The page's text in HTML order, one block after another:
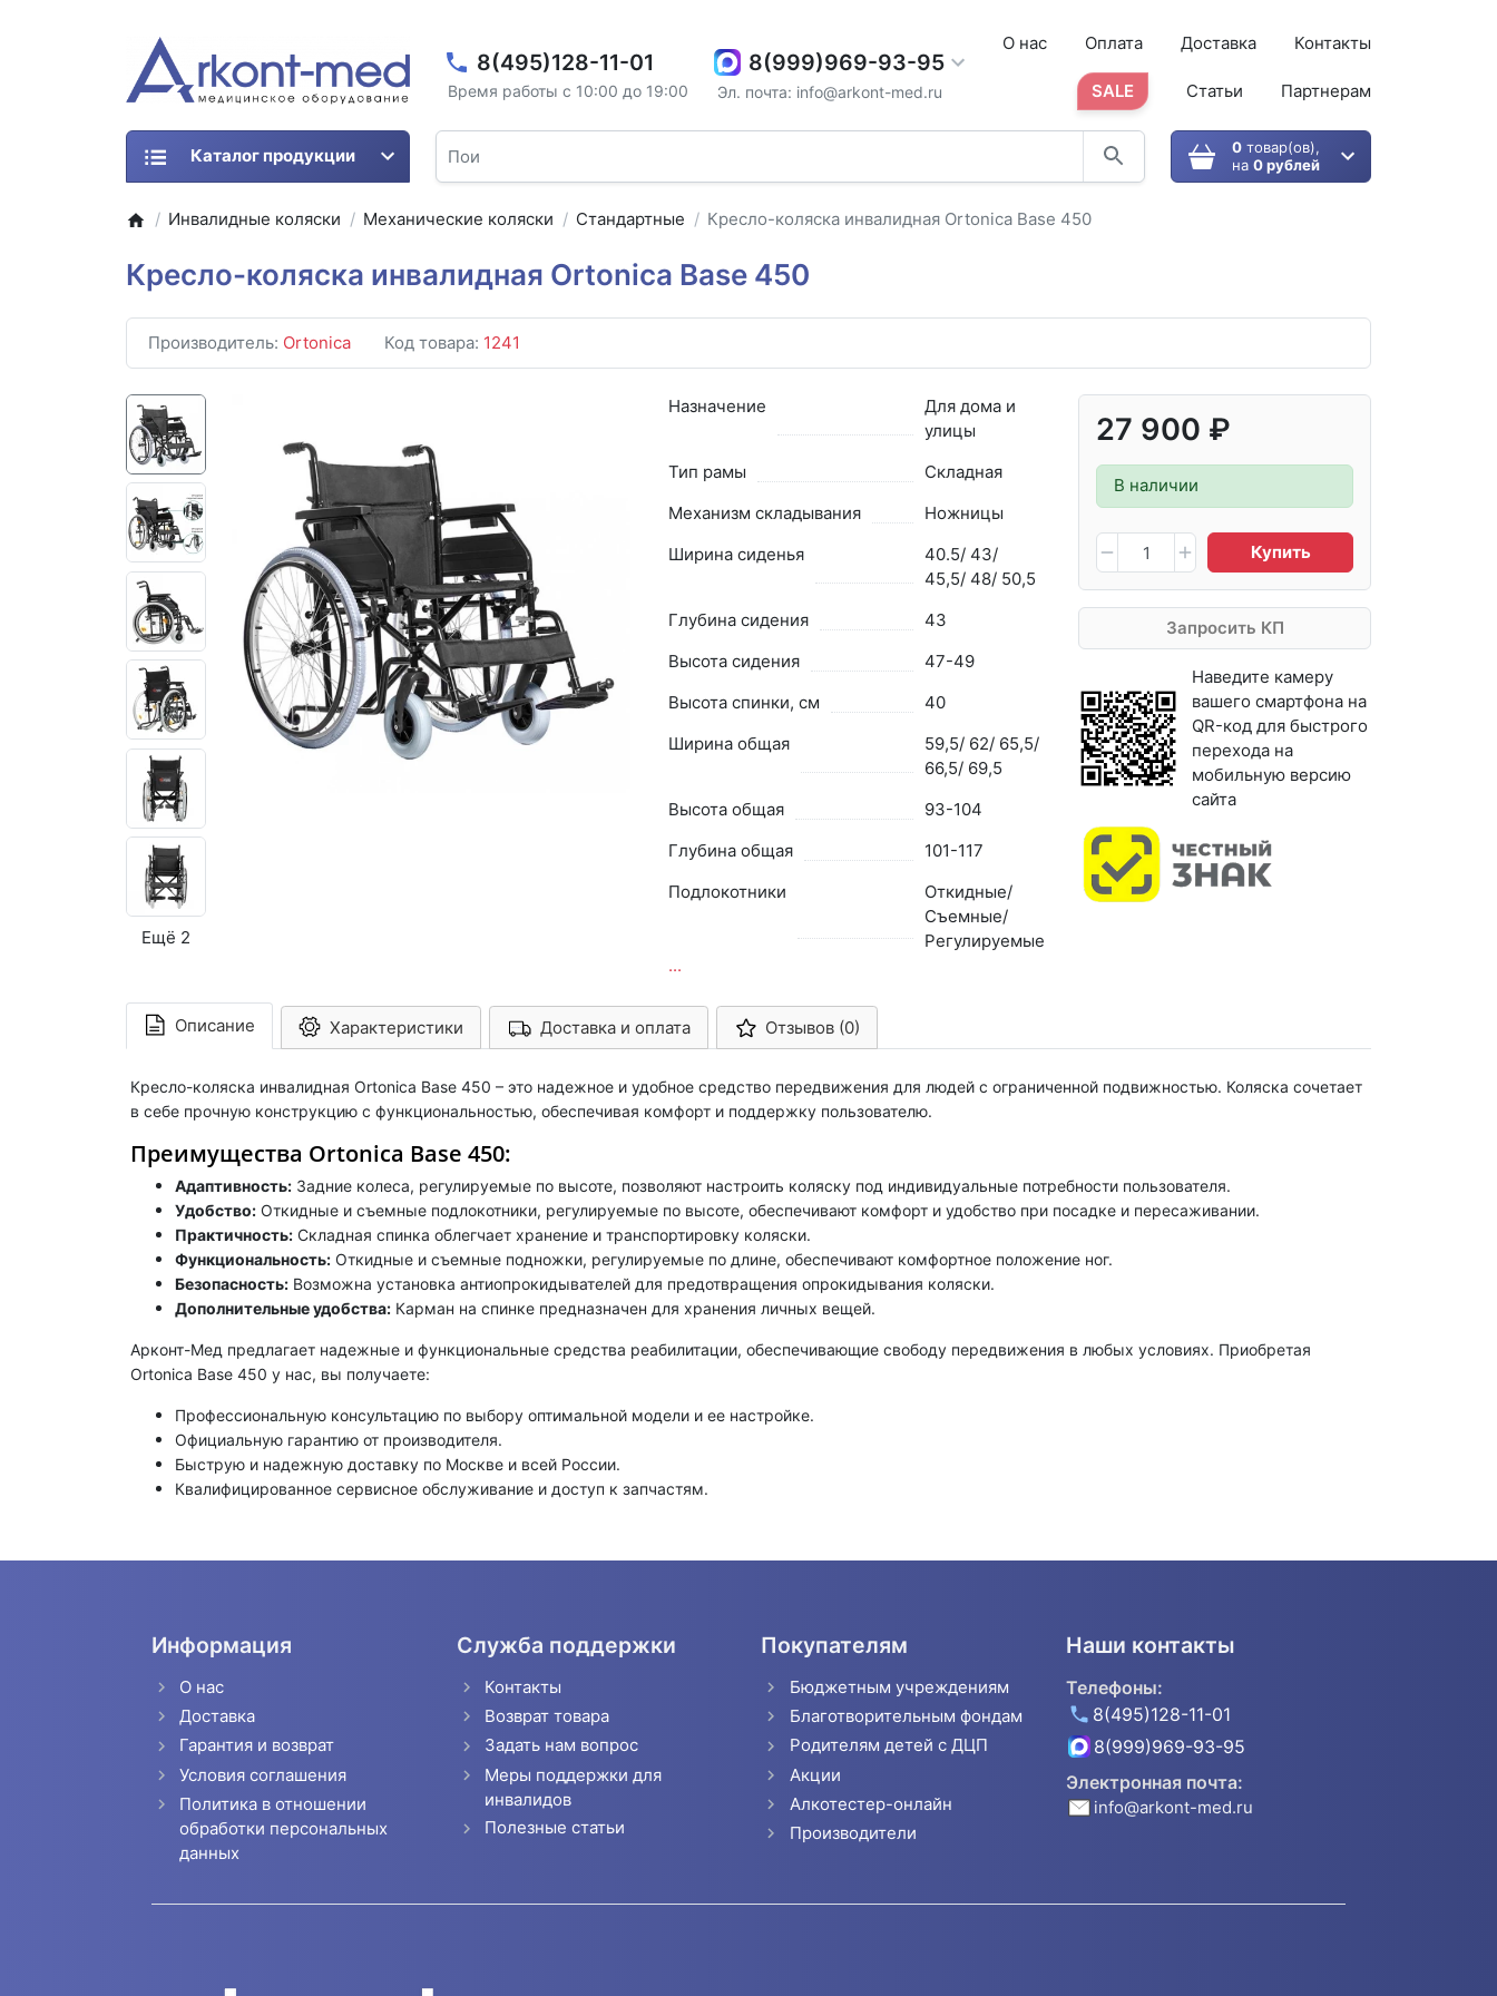
8(495)128-11-01
Время работы с 10:00 до 19:00
8(999)969-93-95
Эл. почта: info@arkont-med.ru
О нас Оплата Доставка Контакты
SALE Статьи Партнерам
0товар(ов),
на 0 рублей
Каталог продукции
Инвалидные коляски Механические коляски Стандартные Кресло-коляска инвалидная Ortonica Base 450
Кресло-коляска инвалидная Ortonica Base 450
Производитель: Ortonica Код товара: 1241
Ещё 2
27 900 ₽
В наличии
Купить
Запросить КП
Наведите камеру
вашего смартфона на
QR-код для быстрого
перехода на
мобильную версию
сайта
Назначение
Для дома и
улицы
Тип рамы
Складная
Механизм складывания
Ножницы
Ширина сиденья
40.5/ 43/
45,5/ 48/ 50,5
Глубина сидения
43
Высота сидения
47-49
Высота спинки, см
40
Ширина общая
59,5/ 62/ 65,5/
66,5/ 69,5
Высота общая
93-104
Глубина общая
101-117
Подлокотники
Откидные/
Съемные/
Регулируемые
...
Описание Характеристики Арконт-Мед Доставка и оплата Отзывов (0)
Кресло-коляска инвалидная Ortonica Base 450 – это надежное и удобное средство передвижения для людей с ограниченной подвижностью. Коляска сочетает
в себе прочную конструкцию с функциональностью, обеспечивая комфорт и поддержку пользователю.
Преимущества Ortonica Base 450:
Адаптивность: Задние колеса, регулируемые по высоте, позволяют настроить коляску под индивидуальные потребности пользователя.
Удобство: Откидные и съемные подлокотники, регулируемые по высоте, обеспечивают комфорт и удобство при посадке и пересаживании.
Практичность: Складная спинка облегчает хранение и транспортировку коляски.
Функциональность: Откидные и съемные подножки, регулируемые по длине, обеспечивают комфортное положение ног.
Безопасность: Возможна установка антиопрокидывателей для предотвращения опрокидывания коляски.
Дополнительные удобства: Карман на спинке предназначен для хранения личных вещей.
Арконт-Мед предлагает надежные и функциональные средства реабилитации, обеспечивающие свободу передвижения в любых условиях. Приобретая
Ortonica Base 450 у нас, вы получаете:
Профессиональную консультацию по выбору оптимальной модели и ее настройке.
Официальную гарантию от производителя.
Быструю и надежную доставку по Москве и всей России.
Квалифицированное сервисное обслуживание и доступ к запчастям.
Информация
О нас
Доставка
Гарантия и возврат
Условия соглашения
Политика в отношении
обработки персональных
данных
Служба поддержки
Контакты
Возврат товара
Задать нам вопрос
Меры поддержки для
инвалидов
Полезные статьи
Покупателям
Бюджетным учреждениям
Благотворительным фондам
Родителям детей с ДЦП
Акции
Алкотестер-онлайн
Производители
Наши контакты
Телефоны:
8(495)128-11-01
8(999)969-93-95
Электронная почта:
info@arkont-med.ru